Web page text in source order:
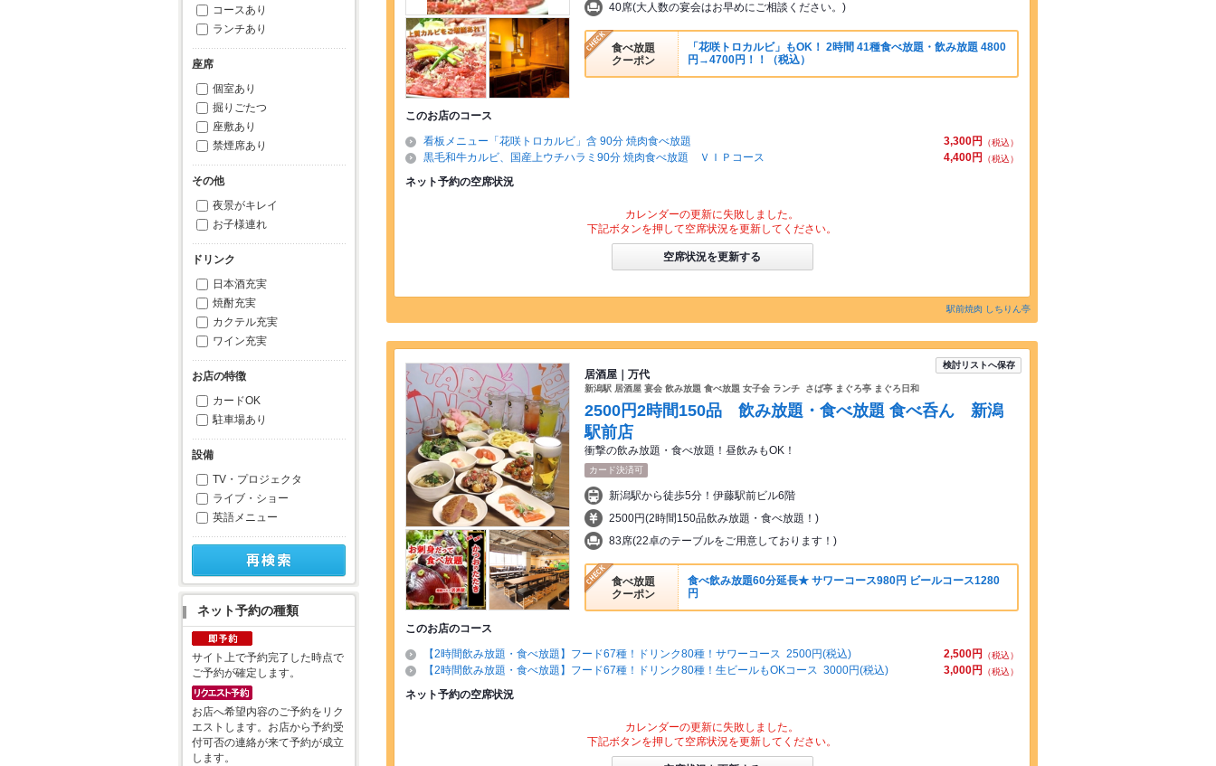
コースあり
ランチあり
座席
個室あり
掘りごたつ
座敷あり
禁煙席あり
その他
夜景がキレイ
お子様連れ
ドリンク
日本酒充実
焼酎充実
カクテル充実
ワイン充実
お店の特徴
カードOK
駐車場あり
設備
TV・プロジェクタ
ライブ・ショー
英語メニュー
ネット予約の種類
サイト上で予約完了した時点で
ご予約が確定します。
お店へ希望内容のご予約をリク
エストします。お店から予約受
付可否の連絡が来て予約が成立
します。
40席(大人数の宴会はお早めにご相談ください。)
食べ放題
クーポン
「花咲トロカルビ」もOK！ 2時間 41種食べ放題・飲み放題 4800
円→4700円！！（税込）
このお店のコース
3,300円
（税込）
看板メニュー「花咲トロカルビ」含 90分 焼肉食べ放題
4,400円
（税込）
黒毛和牛カルビ、国産上ウチハラミ90分 焼肉食べ放題 ＶＩＰコース
ネット予約の空席状況
カレンダーの更新に失敗しました。
下記ボタンを押して空席状況を更新してください。
空席状況を更新する
駅前焼肉 しちりん亭
検討リストへ保存
居酒屋｜万代
新潟駅 居酒屋 宴会 飲み放題 食べ放題 女子会 ランチ さば亭 まぐろ亭 まぐろ日和
2500円2時間150品 飲み放題・食べ放題 食べ呑ん 新潟
駅前店
衝撃の飲み放題・食べ放題！昼飲みもOK！
カード決済可
新潟駅から徒歩5分！伊藤駅前ビル6階
2500円(2時間150品飲み放題・食べ放題！)
83席(22卓のテーブルをご用意しております！)
食べ放題
クーポン
食べ飲み放題60分延長★ サワーコース980円 ビールコース1280
円
このお店のコース
2,500円
（税込）
【2時間飲み放題・食べ放題】フード67種！ドリンク80種！サワーコース 2500円(税込)
3,000円
（税込）
【2時間飲み放題・食べ放題】フード67種！ドリンク80種！生ビールもOKコース 3000円(税込)
ネット予約の空席状況
カレンダーの更新に失敗しました。
下記ボタンを押して空席状況を更新してください。